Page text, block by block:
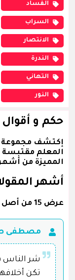
الفساد
السراب
الانتصار
الندرة
التهاني
النور
حكم و
إكتشف مجموعة
المعلم مقتبسة
المميزة من
أشهر
عرض 15 من أصل 15 اقتباس
مصطفى
شر الناس
تكن